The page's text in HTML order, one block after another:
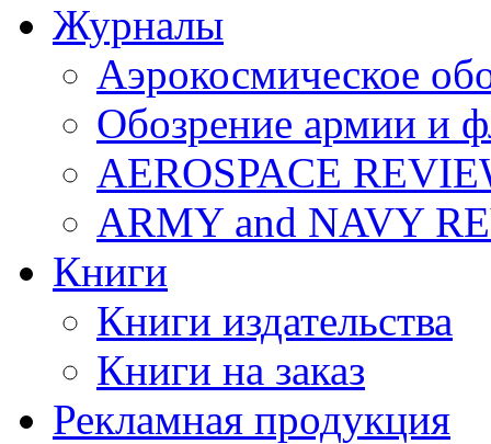
Журналы
Аэрокосмическое
Обозрение армии и
AEROSPACE
ARMY and NAVY
Книги
Книги издательства
Книги на заказ
Рекламная продукция